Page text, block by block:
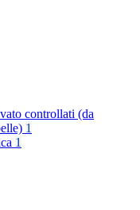
controllati (da
1
1